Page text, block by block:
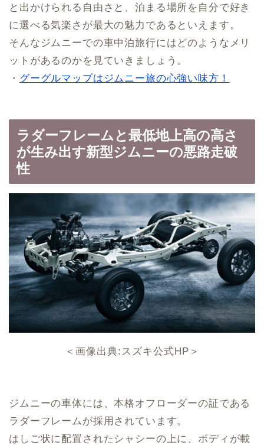
と出かけられる自由さと、泊まる場所を自分で好き
に選べる気楽さが最大の魅力であるといえます。
そんなジムニーでの車中泊旅行にはどのようなメリ
ットがあるのかを見ていきましょう。
・ グーグルマップはジムニー旅の心強い味方！
ラダーフレームと最低地上高の高さ
が生み出す新型ジムニーの悪路走破
性
＜画像出典:スズキ公式HP＞
ジムニーの車体には、本格オフローダーの証である
ラダーフレームが採用されています。
はしご状に配置されたシャシーの上に、ボディが載